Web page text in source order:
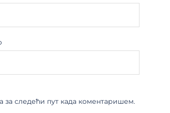
за следећи пут када коментаришем.